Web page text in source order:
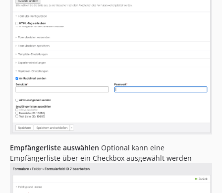
Empfängerliste auswählen Optional kann eine
Empfängerliste über ein Checkbox ausgewählt werden